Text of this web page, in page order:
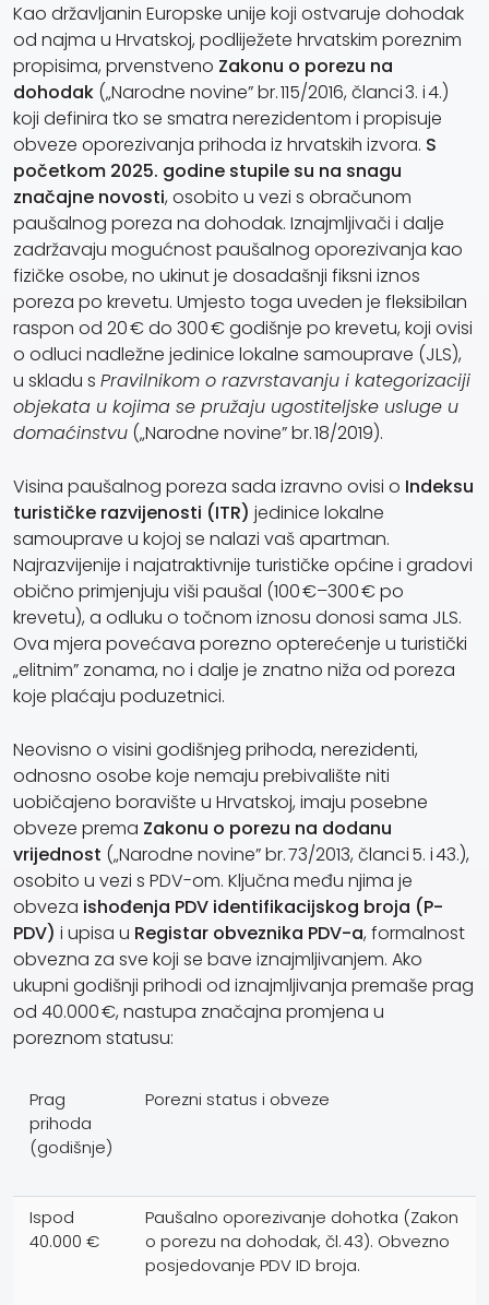
Kao državljanin Europske unije koji ostvaruje dohodak
od najma u Hrvatskoj, podliježete hrvatskim poreznim
propisima, prvenstveno Zakonu o porezu na
dohodak („Narodne novine” br. 115/2016, članci 3. i 4.)
koji definira tko se smatra nerezidentom i propisuje
obveze oporezivanja prihoda iz hrvatskih izvora. S
početkom 2025. godine stupile su na snagu
značajne novosti, osobito u vezi s obračunom
paušalnog poreza na dohodak. Iznajmljivači i dalje
zadržavaju mogućnost paušalnog oporezivanja kao
fizičke osobe, no ukinut je dosadašnji fiksni iznos
poreza po krevetu. Umjesto toga uveden je fleksibilan
raspon od 20 € do 300 € godišnje po krevetu, koji ovisi
o odluci nadležne jedinice lokalne samouprave (JLS),
u skladu s Pravilnikom o razvrstavanju i kategorizaciji
objekata u kojima se pružaju ugostiteljske usluge u
domaćinstvu („Narodne novine” br. 18/2019).
Visina paušalnog poreza sada izravno ovisi o Indeksu
turističke razvijenosti (ITR) jedinice lokalne
samouprave u kojoj se nalazi vaš apartman.
Najrazvijenije i najatraktivnije turističke općine i gradovi
obično primjenjuju viši paušal (100 €–300 € po
krevetu), a odluku o točnom iznosu donosi sama JLS.
Ova mjera povećava porezno opterećenje u turistički
„elitnim” zonama, no i dalje je znatno niža od poreza
koje plaćaju poduzetnici.
Neovisno o visini godišnjeg prihoda, nerezidenti,
odnosno osobe koje nemaju prebivalište niti
uobičajeno boravište u Hrvatskoj, imaju posebne
obveze prema Zakonu o porezu na dodanu
vrijednost („Narodne novine” br. 73/2013, članci 5. i 43.),
osobito u vezi s PDV-om. Ključna među njima je
obveza ishođenja PDV identifikacijskog broja (P-
PDV) i upisa u Registar obveznika PDV-a, formalnost
obvezna za sve koji se bave iznajmljivanjem. Ako
ukupni godišnji prihodi od iznajmljivanja premaše prag
od 40.000 €, nastupa značajna promjena u
poreznom statusu:
Prag
prihoda
(godišnje)
Porezni status i obveze
Ispod
40.000 €
Paušalno oporezivanje dohotka (Zakon
o porezu na dohodak, čl. 43). Obvezno
posjedovanje PDV ID broja.